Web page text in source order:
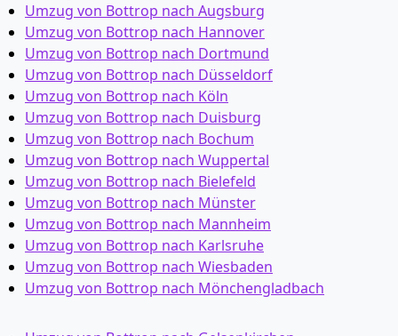
Umzug von Bottrop nach Augsburg
Umzug von Bottrop nach Hannover
Umzug von Bottrop nach Dortmund
Umzug von Bottrop nach Düsseldorf
Umzug von Bottrop nach Köln
Umzug von Bottrop nach Duisburg
Umzug von Bottrop nach Bochum
Umzug von Bottrop nach Wuppertal
Umzug von Bottrop nach Bielefeld
Umzug von Bottrop nach Münster
Umzug von Bottrop nach Mannheim
Umzug von Bottrop nach Karlsruhe
Umzug von Bottrop nach Wiesbaden
Umzug von Bottrop nach Mönchen­gladbach